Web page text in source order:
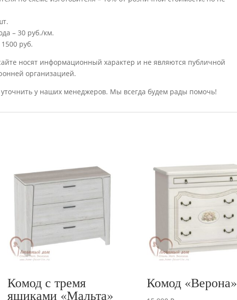
– 30 руб./км.
руб.
носят информационный характер и не являются публичной
организацией.
у наших менеджеров. Мы всегда будем рады помочь!
Комод с тремя
ящиками «Мальта»
Комод «Верона»